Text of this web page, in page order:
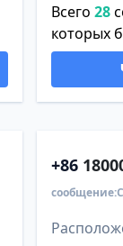
Всего28
которых
+86